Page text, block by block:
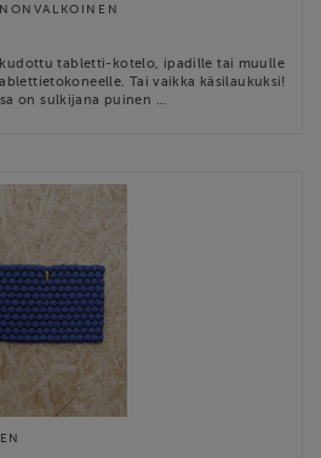
tabletti-kotelo, ipadille tai muulle
Tai vaikka käsilaukuksi!
on sulkijana puinen …